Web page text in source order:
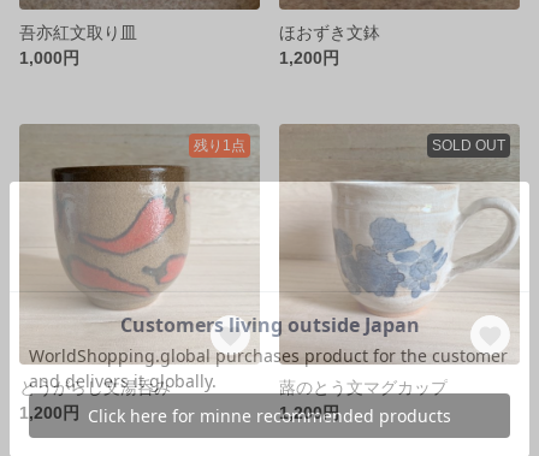
吾亦紅文取り皿
1,000円
ほおずき文鉢
1,200円
残り1点
とうがらし文湯呑み
1,200円
SOLD OUT
蕗のとう文マグカップ
1,200円